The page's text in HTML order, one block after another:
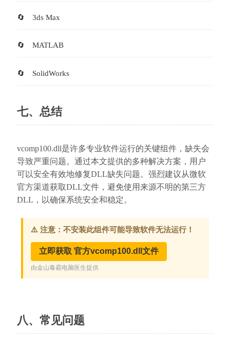
3ds Max
MATLAB
SolidWorks
七、总结
vcomp100.dll是许多专业软件运行的关键组件，缺失会
导致严重问题。通过本文提供的多种解决方案，用户
可以安全有效地修复DLL缺失问题。强烈建议从微软
官方渠道获取DLL文件，避免使用来源不明的第三方
DLL，以确保系统安全和稳定。
八、常见问题